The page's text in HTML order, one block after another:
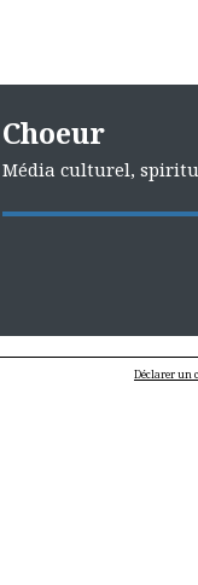
Choeur
Média culturel,
Déclarer un